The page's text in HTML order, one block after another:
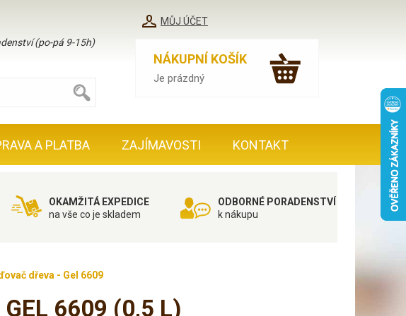
(po-pá 9-15h)
MŮJ ÚČET
NÁKUPNÍ KOŠÍK
Je prázdný
A PLATBA ZAJÍMAVOSTI KONTAKT
OKAMŽITÁ EXPEDICE
na vše co je skladem
ODBORNÉ PORADENSTVÍ
k nákupu
dřeva - Gel 6609
GEL 6609 (0,5 L)